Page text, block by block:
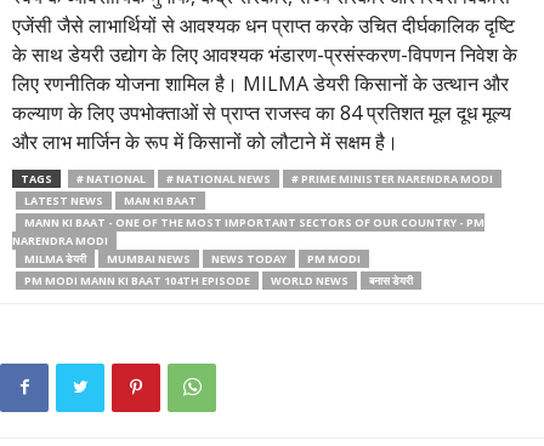
एजेंसी जैसे लाभार्थियों से आवश्यक धन प्राप्त करके उचित दीर्घकालिक दृष्टि
के साथ डेयरी उद्योग के लिए आवश्यक भंडारण-प्रसंस्करण-विपणन निवेश के
लिए रणनीतिक योजना शामिल है। MILMA डेयरी किसानों के उत्थान और
कल्याण के लिए उपभोक्ताओं से प्राप्त राजस्व का 84 प्रतिशत मूल दूध मूल्य
और लाभ मार्जिन के रूप में किसानों को लौटाने में सक्षम है।
TAGS # NATIONAL # NATIONAL NEWS
# PRIME MINISTER NARENDRA MODI
LATEST NEWS
MAN KI BAAT
MANN KI BAAT - ONE OF THE MOST IMPORTANT SECTORS OF OUR COUNTRY - PM
NARENDRA MODI
MILMA डेयरी
MUMBAI NEWS NEWS TODAY
PM MODI
PM MODI MANN KI BAAT 104TH EPISODE
WORLD NEWS बनास डेयरी